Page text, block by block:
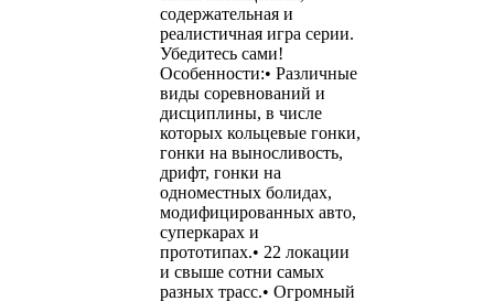
содержательная и
реалистичная игра серии.
Убедитесь сами!
Особенности:• Различные
виды соревнований и
дисциплины, в числе
которых кольцевые гонки,
гонки на выносливость,
дрифт, гонки на
одноместных болидах,
модифицированных авто,
суперкарах и
прототипах.• 22 локации
и свыше сотни самых
разных трасс.• Огромный